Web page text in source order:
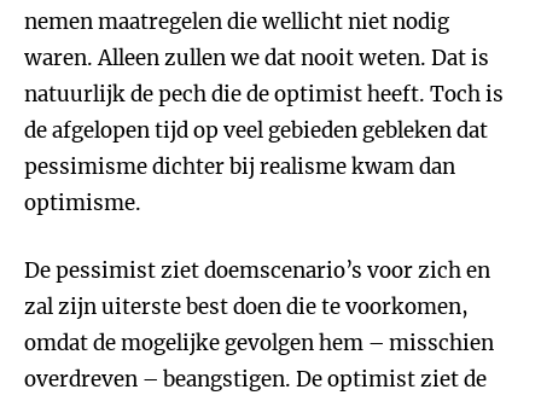
nemen maatregelen die wellicht niet nodig
waren. Alleen zullen we dat nooit weten. Dat is
natuurlijk de pech die de optimist heeft. Toch is
de afgelopen tijd op veel gebieden gebleken dat
pessimisme dichter bij realisme kwam dan
optimisme.
De pessimist ziet doemscenario’s voor zich en
zal zijn uiterste best doen die te voorkomen,
omdat de mogelijke gevolgen hem – misschien
overdreven – beangstigen. De optimist ziet de